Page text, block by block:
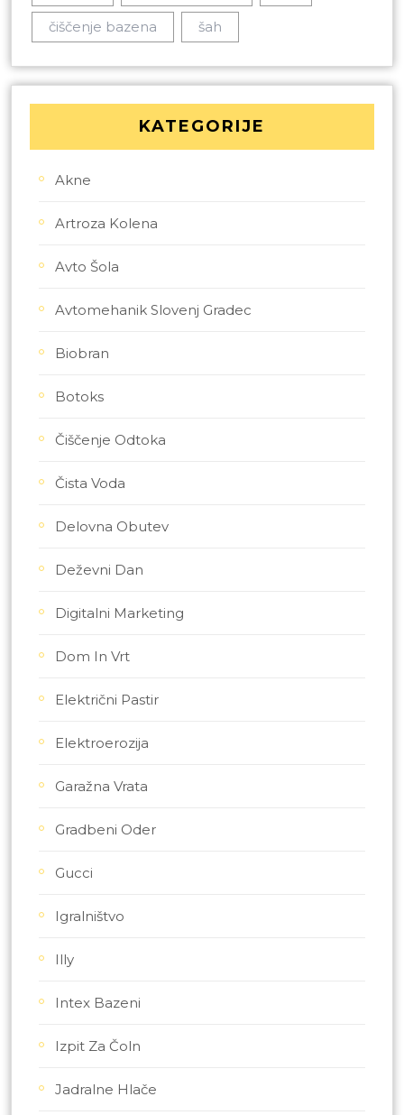
čiščenje bazena šah
KATEGORIJE
Akne
Artroza Kolena
Avto Šola
Avtomehanik Slovenj Gradec
Biobran
Botoks
Čiščenje Odtoka
Čista Voda
Delovna Obutev
Deževni Dan
Digitalni Marketing
Dom In Vrt
Električni Pastir
Elektroerozija
Garažna Vrata
Gradbeni Oder
Gucci
Igralništvo
Illy
Intex Bazeni
Izpit Za Čoln
Jadralne Hlače